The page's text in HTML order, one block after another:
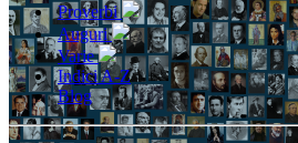
Proverbi
Auguri
Varie
Indici A-Z
Blog